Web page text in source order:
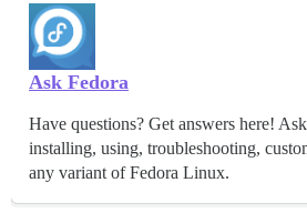
Ask Fedora
Have questions? Get answers here!
installing, using, troubleshooting,
any variant of Fedora Linux.